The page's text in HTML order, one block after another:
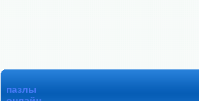
пазлы